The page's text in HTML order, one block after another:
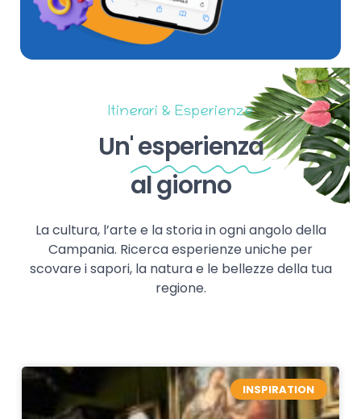
Itinerari & Esperienze
Un'esperienza
al giorno
La cultura, l’arte e la storia in ogni angolo della
Campania. Ricerca esperienze uniche per
scovare i sapori, la natura e le bellezze della tua
regione.
INSPIRATION